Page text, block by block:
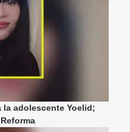
la adolescente Yoelid;